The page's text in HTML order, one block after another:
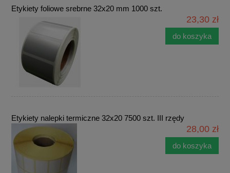
Etykiety foliowe srebrne 32x20 mm 1000 szt.
23,30 zł
do koszyka
Etykiety nalepki termiczne 32x20 7500 szt. III rzędy
28,00 zł
do koszyka